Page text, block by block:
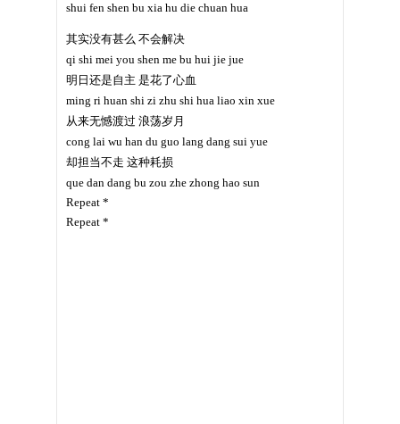
shui fen shen bu xia hu die chuan hua
其实没有甚么 不会解决
qi shi mei you shen me bu hui jie jue
明日还是自主 是花了心血
ming ri huan shi zi zhu shi hua liao xin xue
从来无憾渡过 浪荡岁月
cong lai wu han du guo lang dang sui yue
却担当不走 这种耗损
que dan dang bu zou zhe zhong hao sun
Repeat *
Repeat *